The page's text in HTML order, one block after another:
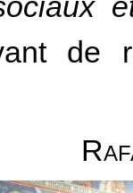
de